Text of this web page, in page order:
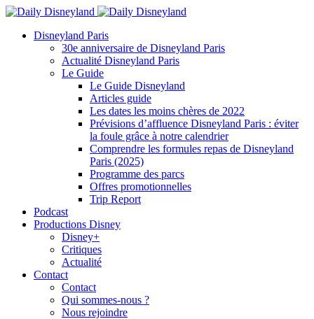
Disneyland Paris
30e anniversaire de Disneyland Paris
Actualité Disneyland Paris
Le Guide
Le Guide Disneyland
Articles guide
Les dates les moins chères de 2022
Prévisions d’affluence Disneyland Paris : éviter
la foule grâce à notre calendrier
Comprendre les formules repas de Disneyland
Paris (2025)
Programme des parcs
Offres promotionnelles
Trip Report
Podcast
Productions Disney
Disney+
Critiques
Actualité
Contact
Contact
Qui sommes-nous ?
Nous rejoindre